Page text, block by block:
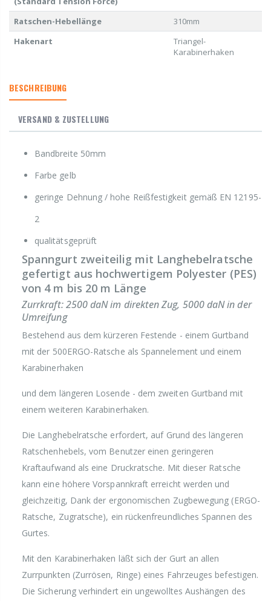
Ratschen-Hebellänge
310mm
Hakenart
Triangel-
Karabinerhaken
BESCHREIBUNG
VERSAND & ZUSTELLUNG
Bandbreite 50mm
Farbe gelb
geringe Dehnung / hohe Reißfestigkeit gemäß EN 12195-
2
qualitätsgeprüft
Spanngurt zweiteilig mit Langhebelratsche
gefertigt aus hochwertigem Polyester (PES)
von 4 m bis 20 m Länge
Zurrkraft: 2500 daN im direkten Zug, 5000 daN in der
Umreifung
Bestehend aus dem kürzeren Festende - einem Gurtband
mit der 500ERGO-Ratsche als Spannelement und einem
Karabinerhaken
und dem längeren Losende - dem zweiten Gurtband mit
einem weiteren Karabinerhaken.
Die Langhebelratsche erfordert, auf Grund des längeren
Ratschenhebels, vom Benutzer einen geringeren
Kraftaufwand als eine Druckratsche. Mit dieser Ratsche
kann eine höhere Vorspannkraft erreicht werden und
gleichzeitig, Dank der ergonomischen Zugbewegung (ERGO-
Ratsche, Zugratsche), ein rückenfreundliches Spannen des
Gurtes.
Mit den Karabinerhaken läßt sich der Gurt an allen
Zurrpunkten (Zurrösen, Ringe) eines Fahrzeuges befestigen.
Die Sicherung verhindert ein ungewolltes Aushängen des